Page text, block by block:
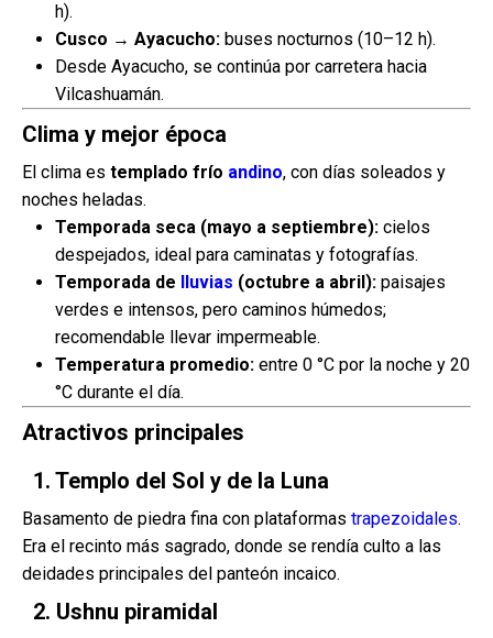
h).
Cusco → Ayacucho: buses nocturnos (10–12 h).
Desde Ayacucho, se continúa por carretera hacia
Vilcashuamán.
Clima y mejor época
El clima es templado frío andino, con días soleados y
noches heladas.
Temporada seca (mayo a septiembre): cielos
despejados, ideal para caminatas y fotografías.
Temporada de lluvias (octubre a abril): paisajes
verdes e intensos, pero caminos húmedos;
recomendable llevar impermeable.
Temperatura promedio: entre 0 °C por la noche y 20
°C durante el día.
Atractivos principales
1. Templo del Sol y de la Luna
Basamento de piedra fina con plataformas trapezoidales.
Era el recinto más sagrado, donde se rendía culto a las
deidades principales del panteón incaico.
2. Ushnu piramidal